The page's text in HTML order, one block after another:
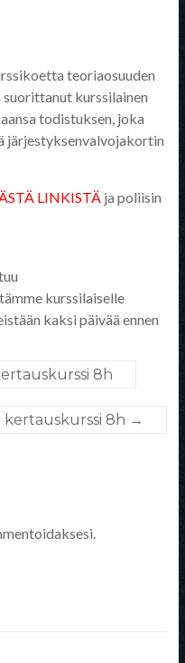
teoriaosuuden
suorittanut kurssilainen
todistuksen, joka
järjestyksenvalvojakortin
LINKISTÄja poliisin
kurssilaiselle
kaksi päivää ennen
8h
kertauskurssi 8h →